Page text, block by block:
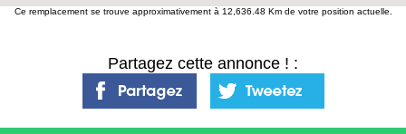
Ce remplacement se trouve approximativement à 12,636.48 Km de votre position actuelle.
Partagez cette annonce ! :